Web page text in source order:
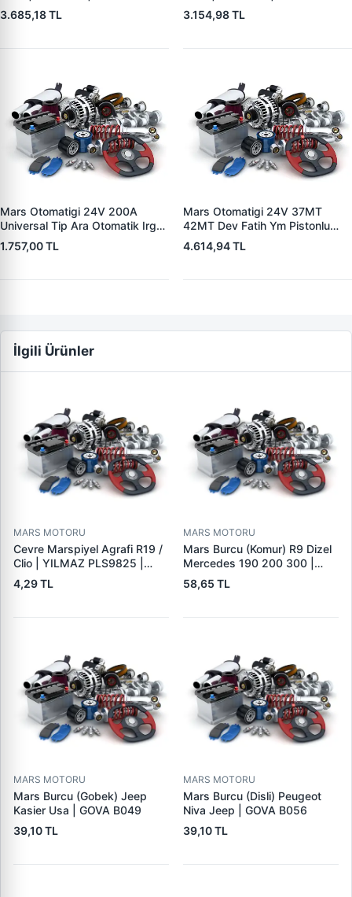
3.685,18 TL
5004 V1117553
2132X10456393
3.154,98 TL
Mars Otomatigi 24V 200A
Universal Tip Ara Otomatik Irgat
| ZM 0404
1.757,00 TL
Mars Otomatigi 24V 37MT
42MT Dev Fatih Ym Pistonlu
Bmc Profesyonel Catterpiller Is
Makinasi | ZM 0361 | OEM
4.614,94 TL
İlgili Ürünler
MARS MOTORU
Cevre Marspiyel Agrafi R19 /
Clio | YILMAZ PLS9825 |
OEM 7703077256
4,29 TL
MARS MOTORU
Mars Burcu (Komur) R9 Dizel
Mercedes 190 200 300 |
GOVA B047
58,65 TL
MARS MOTORU
Mars Burcu (Gobek) Jeep
Kasier Usa | GOVA B049
39,10 TL
MARS MOTORU
Mars Burcu (Disli) Peugeot
Niva Jeep | GOVA B056
39,10 TL